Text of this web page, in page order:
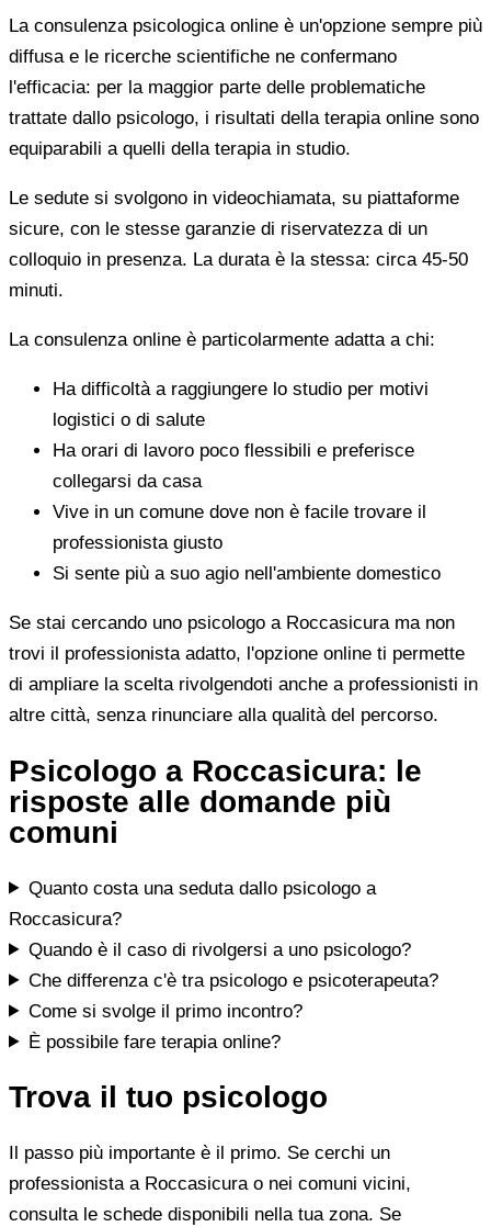
La consulenza psicologica online è un'opzione sempre più
diffusa e le ricerche scientifiche ne confermano
l'efficacia: per la maggior parte delle problematiche
trattate dallo psicologo, i risultati della terapia online sono
equiparabili a quelli della terapia in studio.
Le sedute si svolgono in videochiamata, su piattaforme
sicure, con le stesse garanzie di riservatezza di un
colloquio in presenza. La durata è la stessa: circa 45-50
minuti.
La consulenza online è particolarmente adatta a chi:
Ha difficoltà a raggiungere lo studio per motivi
logistici o di salute
Ha orari di lavoro poco flessibili e preferisce
collegarsi da casa
Vive in un comune dove non è facile trovare il
professionista giusto
Si sente più a suo agio nell'ambiente domestico
Se stai cercando uno psicologo a Roccasicura ma non
trovi il professionista adatto, l'opzione online ti permette
di ampliare la scelta rivolgendoti anche a professionisti in
altre città, senza rinunciare alla qualità del percorso.
Psicologo a Roccasicura: le
risposte alle domande più
comuni
Quanto costa una seduta dallo psicologo a
Roccasicura?
Quando è il caso di rivolgersi a uno psicologo?
Che differenza c'è tra psicologo e psicoterapeuta?
Come si svolge il primo incontro?
È possibile fare terapia online?
Trova il tuo psicologo
Il passo più importante è il primo. Se cerchi un
professionista a Roccasicura o nei comuni vicini,
consulta le schede disponibili nella tua zona. Se